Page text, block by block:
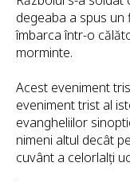
degeaba a spus
îmbarca într-o
morminte.
Acest eveniment
eveniment trist al
evangheliilor
nimeni altul decât
cuvânt a celorlalți